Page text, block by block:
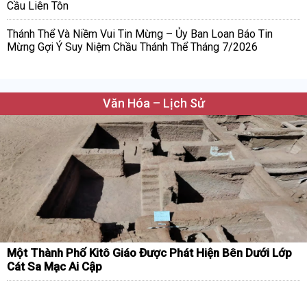
Cầu Liên Tôn
Thánh Thể Và Niềm Vui Tin Mừng – Ủy Ban Loan Báo Tin
Mừng Gợi Ý Suy Niệm Chầu Thánh Thể Tháng 7/2026
Văn Hóa – Lịch Sử
Một Thành Phố Kitô Giáo Được Phát Hiện Bên Dưới Lớp
Cát Sa Mạc Ai Cập